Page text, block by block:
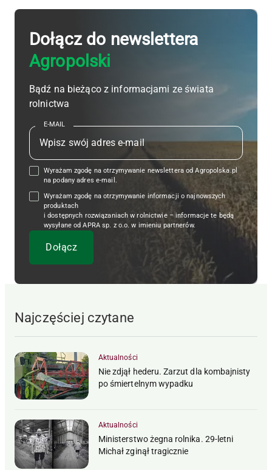
Dołącz do newslettera
Agropolski
Bądź na bieżąco z informacjami ze świata
rolnictwa
E-MAIL
Wyrażam zgodę na otrzymywanie newslettera od Agropolska.pl
na podany adres e-mail.
Wyrażam zgodę na otrzymywanie informacji o najnowszych
produktach
i dostępnych rozwiązaniach w rolnictwie – informacje te będą
wysyłane od APRA sp. z o.o. w imieniu partnerów.
Najczęściej czytane
Aktualności
Nie zdjął hederu. Zarzut dla kombajnisty
po śmiertelnym wypadku
Aktualności
Ministerstwo żegna rolnika. 29-letni
Michał zginął tragicznie